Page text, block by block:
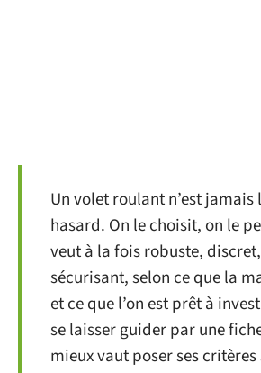
Un volet roulant n’est
hasard. On le choisit, on le
veut à la fois robuste,
sécurisant, selon ce que la
et ce que l’on est prêt à
se laisser guider par une
mieux vaut poser ses